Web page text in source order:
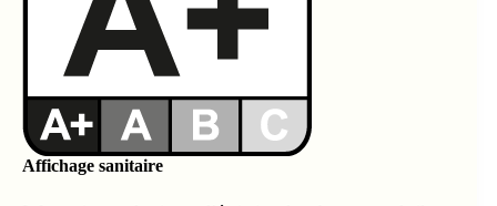
Affichage sanitaire